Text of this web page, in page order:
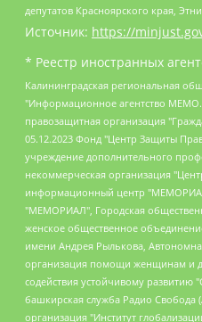
депутатов Красноярского края,
Источник: https://
* Реестр иностранных
Калининградская региональная общественная организация "Экозащита!-Женсовет", Фонд содействия защите прав и свобод граждан "Общественный вердикт", Фонд "Институт Развития Свободы Информации", Частное учреждение "Информационное агентство МЕМО. РУ", Региональная общественная организация "Общественная комиссия по сохранению наследия академика Сахарова", Фонд поддержки свободы прессы, Санкт-Петербургская общественная правозащитная организация "Гражданский контроль", Межрегиональная общественная организация "Информационно-просветительский центр "Мемориал", Региональный Фонд "Центр Защиты Прав Средств Массовой Информации", с 05.12.2023 Фонд "Центр Защиты Прав Средств массовой информации", Региональная общественная благотворительная организация помощи беженцам и мигрантам "Гражданское содействие", Негосударственное образовательное учреждение дополнительного профессионального образования (повышение квалификации) специалистов "АКАДЕМИЯ ПО ПРАВАМ ЧЕЛОВЕКА", Свердловская региональная общественная организация "Сутяжник", Автономная некоммерческая организация "Центр независимых социологических исследований", Союз общественных объединений "Российский исследовательский центр по правам человека", Региональное общественное учреждение научно-информационный центр "МЕМОРИАЛ", Некоммерческая организация "Фонд защиты гласности", Автономная некоммерческая организация "Институт прав человека", Городская общественная организация "Екатеринбургское общество "МЕМОРИАЛ", Городская общественная организация